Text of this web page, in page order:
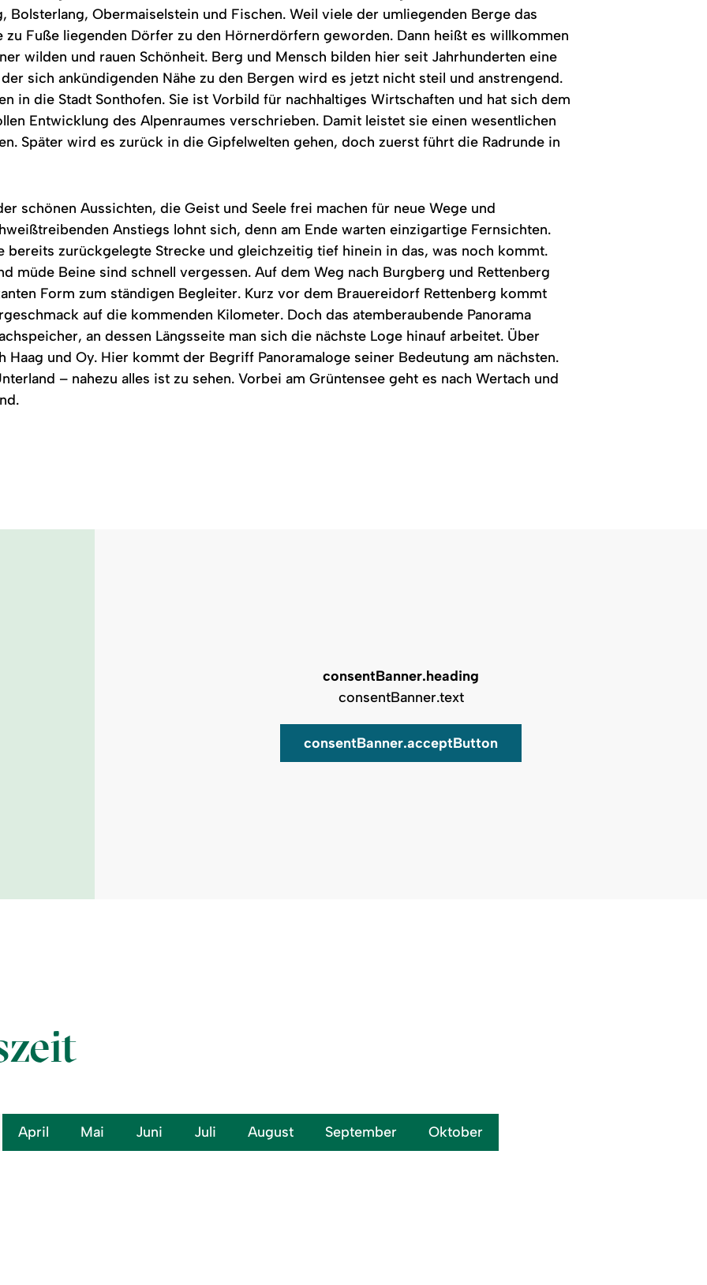
Bolsterlang, Obermaiselstein und Fischen. Weil viele der umliegenden Berge das
zu Fuße liegenden Dörfer zu den Hörnerdörfern geworden. Dann heißt es willkommen
wilden und rauen Schönheit. Berg und Mensch bilden hier seit Jahrhunderten eine
sich ankündigenden Nähe zu den Bergen wird es jetzt nicht steil und anstrengend.
in die Stadt Sonthofen. Sie ist Vorbild für nachhaltiges Wirtschaften und hat sich dem
Entwicklung des Alpenraumes verschrieben. Damit leistet sie einen wesentlichen
Später wird es zurück in die Gipfelwelten gehen, doch zuerst führt die Radrunde in
schönen Aussichten, die Geist und Seele frei machen für neue Wege und
Anstiegs lohnt sich, denn am Ende warten einzigartige Fernsichten.
zurückgelegte Strecke und gleichzeitig tief hinein in das, was noch kommt.
müde Beine sind schnell vergessen. Auf dem Weg nach Burgberg und Rettenberg
Form zum ständigen Begleiter. Kurz vor dem Brauereidorf Rettenberg kommt
auf die kommenden Kilometer. Doch das atemberaubende Panorama
an dessen Längsseite man sich die nächste Loge hinauf arbeitet. Über
Haag und Oy. Hier kommt der Begriff Panoramaloge seiner Bedeutung am nächsten.
– nahezu alles ist zu sehen. Vorbei am Grüntensee geht es nach Wertach und
consentBanner.heading
consentBanner.text
consentBanner.acceptButton
April Mai Juni Juli August September Oktober